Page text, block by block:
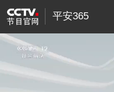
平安365